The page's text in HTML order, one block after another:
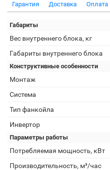
Гарантия Доставка Оплата
Габариты
Вес внутреннего блока, кг
Габариты внутреннего блока
Конструктивные особенности
Монтаж
Система
Тип фанкойла
Инвертор
Параметры работы
Потребляемая мощность, кВт
Производительность, м³/час